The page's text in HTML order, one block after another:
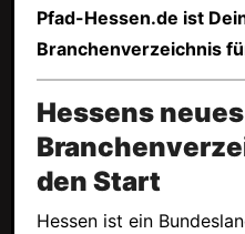
Pfad-Hessen.de ist
Branchenverzeichnis
Hessens neues
den Start
Hessen ist ein